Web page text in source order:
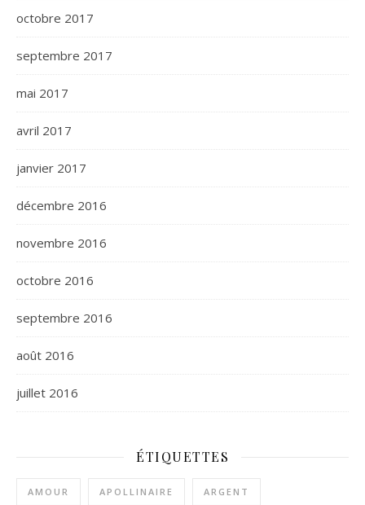
octobre 2017
septembre 2017
mai 2017
avril 2017
janvier 2017
décembre 2016
novembre 2016
octobre 2016
septembre 2016
août 2016
juillet 2016
ÉTIQUETTES
AMOUR APOLLINAIRE ARGENT